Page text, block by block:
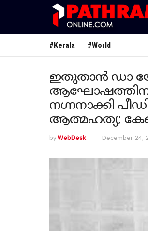
#Kerala #World
ഇതുതാന്‍ ഡാ
നഗ്നനാക്കി
ആത്മഹത്യ;
byWebDesk December 24,